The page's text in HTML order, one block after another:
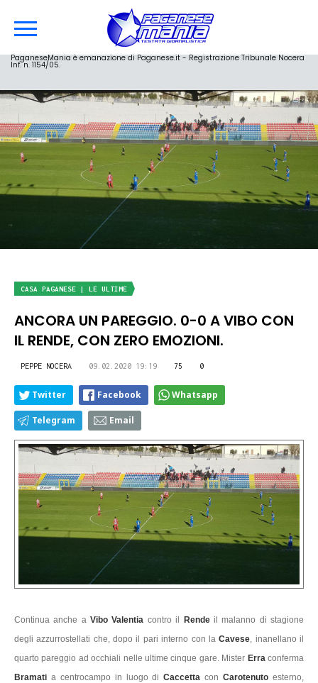
PaganeseMania è emanazione di Paganese.it - Registrazione Tribunale Nocera
Inf. n. 1154/05.
CASA PAGANESE | LE ULTIME
ANCORA UN PAREGGIO. 0-0 A VIBO CON
IL RENDE, CON ZERO EMOZIONI.
PEPPE NOCERA 09.02.2020 19:19 75 0
Twitter Facebook Whatsapp
Telegram Email
Continua anche aVibo Valentia contro il Rende il malanno di stagione
degli azzurrostellati che, dopo il pari interno con laCavese, inanellano il
quarto pareggio ad occhiali nelle ultime cinque gare. Mister Erraconferma
Bramati a centrocampo in luogo diCaccetta conCarotenuto esterno,